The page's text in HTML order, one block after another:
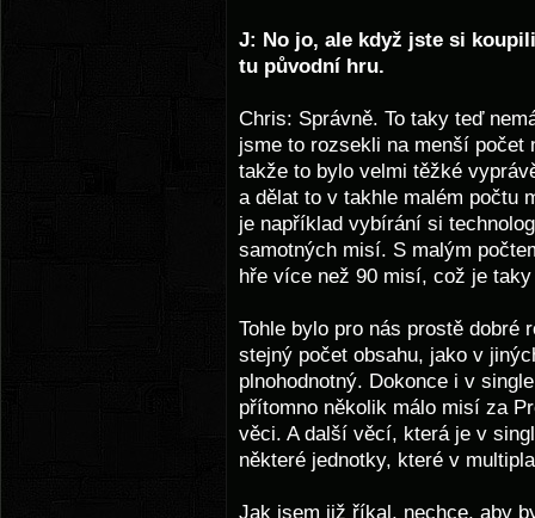
J: No jo, ale když jste si
tu původní hru.
Chris: Správně. To taky teď
jsme to rozsekli na menší
takže to bylo velmi těžké
a dělat to v takhle malém počtu
je například vybírání si
samotných misí. S malým
hře více než 90 misí, což je taky
Tohle bylo pro nás prostě dobré
stejný počet obsahu, jako v
plnohodnotný. Dokonce i v
přítomno několik málo misí za
věci. A další věcí, která je v
některé jednotky, které v
Jak jsem již říkal, nechce, aby